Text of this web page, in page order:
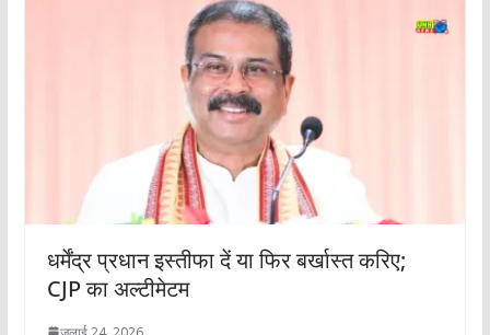
धर्मेंद्र प्रधान इस्तीफा दें या फिर बर्खास्त करिए;
CJP का अल्टीमेटम